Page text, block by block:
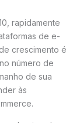
rapidamente
de e-
crescimento é
número de
de sua
às